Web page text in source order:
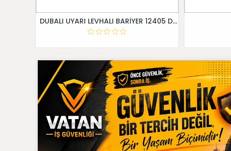
DUBALI UYARI LEVHALI BARİYER 12405 DB R